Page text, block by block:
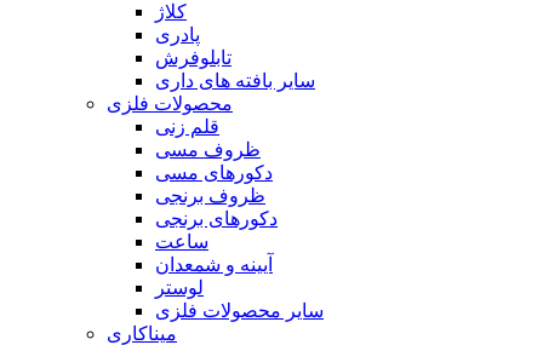
کلاژ
پادری
تابلوفرش
سایر بافته های داری
محصولات فلزی
قلم زنی
ظروف مسی
دکورهای مسی
ظروف برنجی
دکورهای برنجی
ساعت
آیینه و شمعدان
لوستر
سایر محصولات فلزی
میناکاری